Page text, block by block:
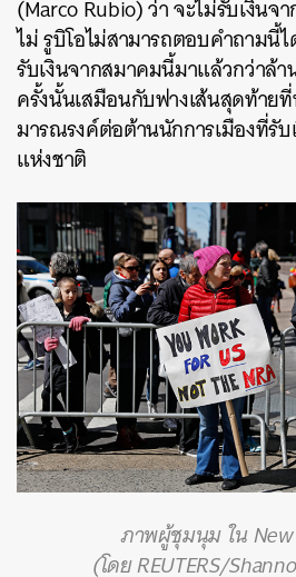
(Marco Rubio) ว่า จะไม่รับเงินจ
ไม่ รูบิโอไม่สามารถตอบคำถามนี้ไ
รับเงินจากสมาคมนี้มาแล้วกว่าล้
ครั้งนั้นเสมือนกับฟางเส้นสุดท้าย
มารณรงค์ต่อต้านนักการเมืองที่รับ
แห่งชาติ
ภาพผู้ชุมนุม ใน
(โดย REUTERS/